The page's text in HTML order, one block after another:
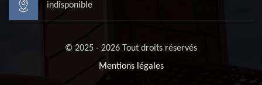
indisponible
© 2025 - 2026 Tout droits réservés
Mentions légales